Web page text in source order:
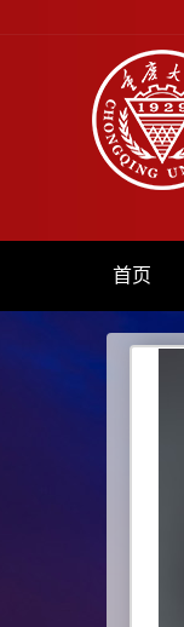
首页